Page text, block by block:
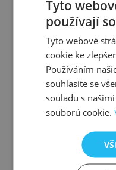
Zjistit více
Kontrola
Tyto
používají
Tyto webové
cookie ke
Používáním
souhlasíte se
souladu s
souborů cookie.